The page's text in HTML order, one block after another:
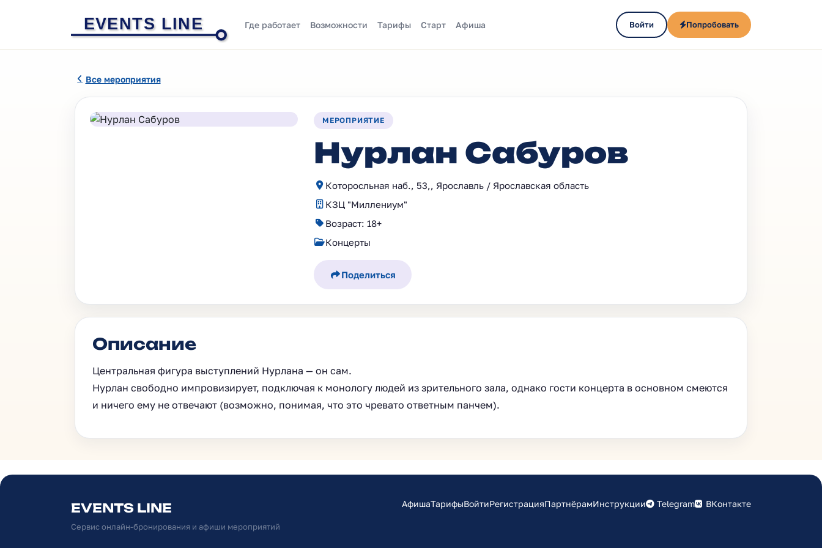
EVENTS LINE Где работает Возможности Тарифы Старт Афиша Войти Попробовать
Все мероприятия
МЕРОПРИЯТИЕ
Нурлан Сабуров
Которосльная наб., 53,, Ярославль / Ярославская область
КЗЦ "Миллениум"
Возраст: 18+
Концерты
Поделиться
Описание
Центральная фигура выступлений Нурлана — он сам.
Нурлан свободно импровизирует, подключая к монологу людей из зрительного зала, однако гости концерта в основном смеются
и ничего ему не отвечают (возможно, понимая, что это чревато ответным панчем).
EVENTS LINE
Сервис онлайн-бронирования и афиши мероприятий
АфишаТарифыВойтиРегистрацияПартнёрамИнструкции Telegram ВКонтакте